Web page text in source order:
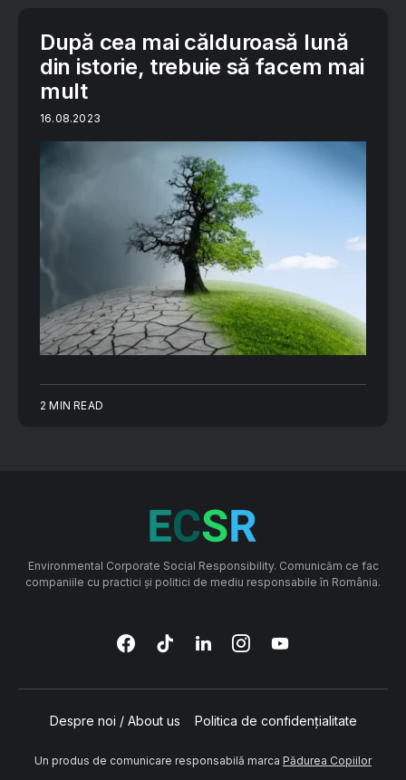
După cea mai călduroasă lună
din istorie, trebuie să facem mai
mult
16.08.2023
2 MIN READ
Environmental Corporate Social Responsibility. Comunicăm ce fac
companiile cu practici și politici de mediu responsabile în România.
Despre noi / About us Politica de confidențialitate
Un produs de comunicare responsabilă marca Pădurea Copiilor